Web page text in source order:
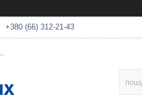
+380 (66) 312-21-43